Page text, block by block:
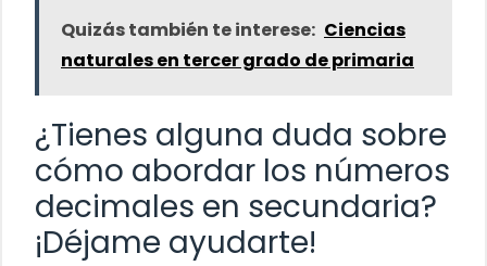
Quizás también te interese: Ciencias
naturales en tercer grado de primaria
¿Tienes alguna duda sobre
cómo abordar los números
decimales en secundaria?
¡Déjame ayudarte!